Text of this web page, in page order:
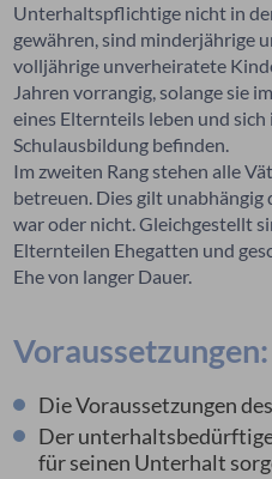
Unterhaltspflichtige nicht in
gewähren, sind minderjährige
volljährige unverheiratete
Jahren vorrangig, solange sie
eines Elternteils leben und sich
Schulausbildung befinden.
Im zweiten Rang stehen alle
betreuen. Dies gilt
war oder nicht. Gleichgestellt
Elternteilen Ehegatten und
Ehe von langer Dauer.
Voraussetzungen:
Die Voraussetzungen
Der
für seinen Unterhalt